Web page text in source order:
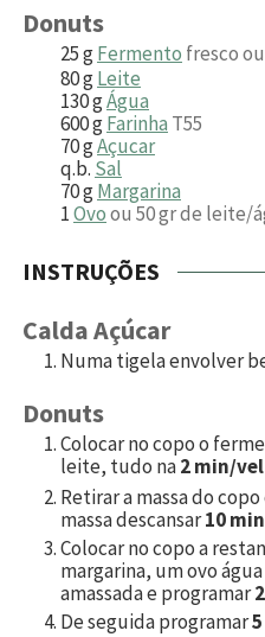
Donuts
25gFermento fresco
80gLeite
130gÁgua
600gFarinha T55
70gAçucar
q.b. Sal
70gMargarina
1Ovoou 50 gr de leite/
INSTRUÇÕES
Calda Açúcar
Numa tigela envolver
Donuts
Colocar no copo o
leite, tudo na2 min/vel
Retirar a massa do
massa descansar10
Colocar no copo a
margarina, um ovo
amassada e programar
De seguida programar